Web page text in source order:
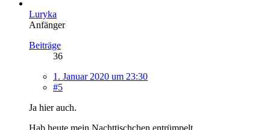
Luryka
Anfänger
Beiträge
36
1. Januar 2020 um 23:30
#5
Ja hier auch.
Hab heute mein Nachttischchen entrümpelt.